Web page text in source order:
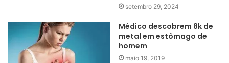
setembro 29, 2024
Médico descobrem 8k de
metal em estômago de
homem
maio 19, 2019